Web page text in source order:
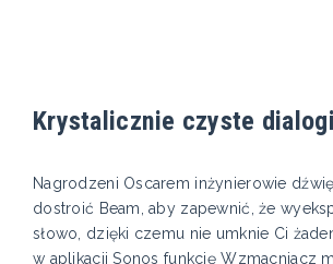
Krystalicznie czyste dialogi
Nagrodzeni Oscarem inżynierowie
dostroić Beam, aby zapewnić, że
słowo, dzięki czemu nie umknie Ci
w aplikacji Sonos funkcję Wzmacniacz